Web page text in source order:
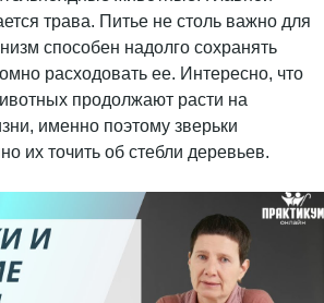
трава. Питье не столь важно для
способен надолго сохранять
расходовать ее. Интересно, что
продолжают расти на
именно поэтому зверьки
их точить об стебли деревьев.